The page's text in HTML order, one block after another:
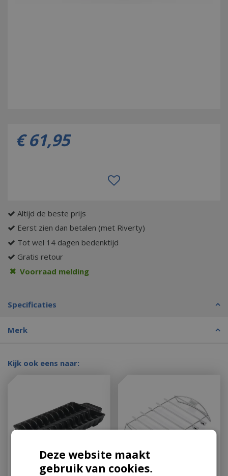
€ 61,95
Altijd de beste prijs
Eerst zien dan betalen (met Riverty)
Tot wel 14 dagen bedenktijd
Gratis retour
Voorraad melding
Specificaties
Merk
Kijk ook eens naar:
Deze website maakt
gebruik van cookies.